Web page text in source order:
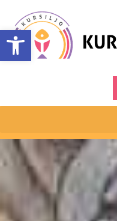
Open toolbar